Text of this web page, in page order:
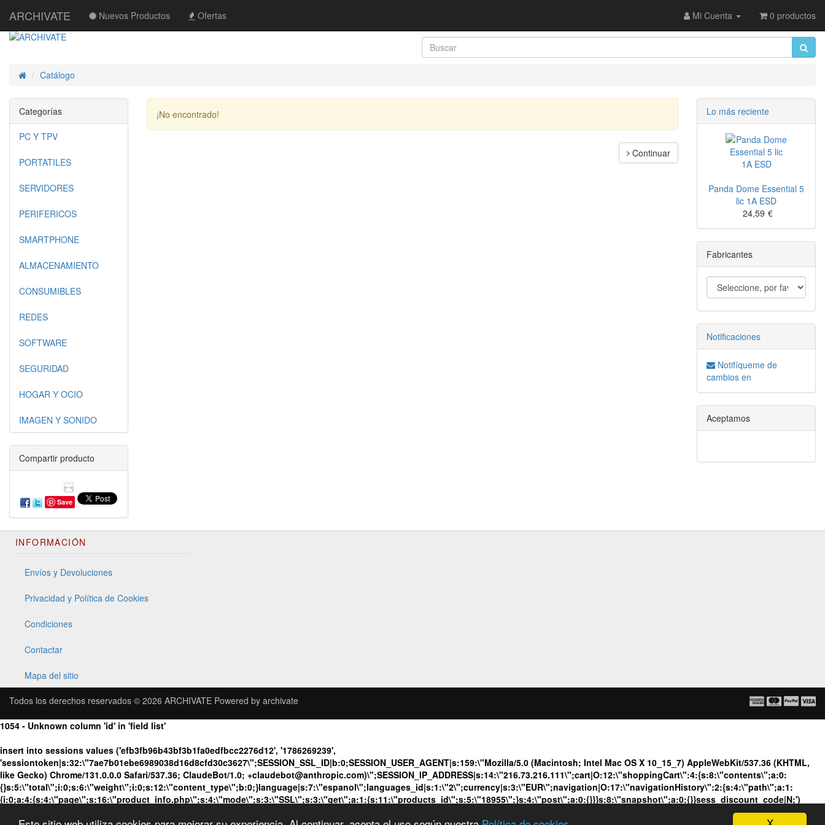
ARCHIVATE Nuevos Productos Ofertas Mi Cuenta 0 productos
InicioCatálogo
¡No encontrado!
Continuar
Categorías
PC Y TPV
PORTATILES
SERVIDORES
PERIFERICOS
SMARTPHONE
ALMACENAMIENTO
CONSUMIBLES
REDES
SOFTWARE
SEGURIDAD
HOGAR Y OCIO
IMAGEN Y SONIDO
Compartir producto
Save
Lo más reciente
Panda Dome Essential 5
lic 1A ESD
24,59 €
Fabricantes
Notificaciones
Notifíqueme de
cambios en
Aceptamos
INFORMACIÓN
Envíos y Devoluciones
Privacidad y Política de Cookies
Condiciones
Contactar
Mapa del sitio
Todos los derechos reservados © 2026 ARCHIVATE Powered by archivate
1054 - Unknown column 'id' in 'field list'
insert into sessions values ('efb3fb96b43bf3b1fa0edfbcc2276d12', '1786269239',
'sessiontoken|s:32:\"7ae7b01ebe6989038d16d8cfd30c3627\";SESSION_SSL_ID|b:0;SESSION_USER_AGENT|s:159:\"Mozilla/5.0 (Macintosh; Intel Mac OS X 10_15_7) AppleWebKit/537.36 (KHTML,
like Gecko) Chrome/131.0.0.0 Safari/537.36; ClaudeBot/1.0; +claudebot@anthropic.com)\";SESSION_IP_ADDRESS|s:14:\"216.73.216.111\";cart|O:12:\"shoppingCart\":4:{s:8:\"contents\";a:0:
{}s:5:\"total\";i:0;s:6:\"weight\";i:0;s:12:\"content_type\";b:0;}language|s:7:\"espanol\";languages_id|s:1:\"2\";currency|s:3:\"EUR\";navigation|O:17:\"navigationHistory\":2:{s:4:\"path\";a:1:
{i:0;a:4:{s:4:\"page\";s:16:\"product_info.php\";s:4:\"mode\";s:3:\"SSL\";s:3:\"get\";a:1:{s:11:\"products_id\";s:5:\"18955\";}s:4:\"post\";a:0:{}}}s:8:\"snapshot\";a:0:{}}sess_discount_code|N;')